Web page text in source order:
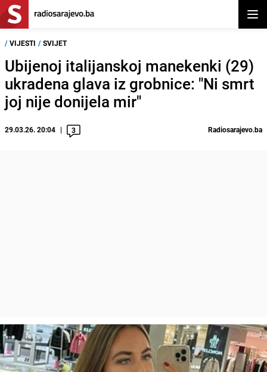
/ VIJESTI / SVIJET
Ubijenoj italijanskoj manekenki (29)
ukradena glava iz grobnice: "Ni smrt
joj nije donijela mir"
29.03.26. 20:04 3 Radiosarajevo.ba